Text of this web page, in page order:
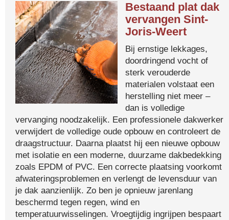
Bestaand plat dak
vervangen Sint-
Joris-Weert
Bij ernstige lekkages,
doordringend vocht of
sterk verouderde
materialen volstaat een
herstelling niet meer –
dan is volledige
vervanging noodzakelijk. Een professionele dakwerker
verwijdert de volledige oude opbouw en controleert de
draagstructuur. Daarna plaatst hij een nieuwe opbouw
met isolatie en een moderne, duurzame dakbedekking
zoals EPDM of PVC. Een correcte plaatsing voorkomt
afwateringsproblemen en verlengt de levensduur van
je dak aanzienlijk. Zo ben je opnieuw jarenlang
beschermd tegen regen, wind en
temperatuurwisselingen. Vroegtijdig ingrijpen bespaart